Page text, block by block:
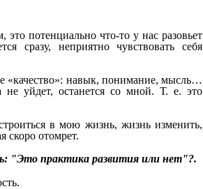
потенциально что-то у нас разовьет
сразу, неприятно чувствовать себя
«качество»: навык, понимание, мысль…
уйдет, останется со мной. Т. е. это
в мою жизнь, жизнь изменить,
скоро отомрет.
"Это практика развития или нет"?.